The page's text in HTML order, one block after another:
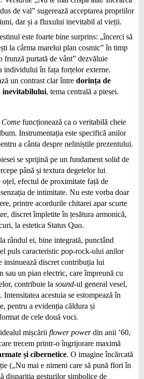
de val” sugerează acceptarea propriilor
dar și a fluxului inevitabil al vieții.
este foarte bine surprins: „încerci să
la cârma marelui plan cosmic” în timp
frunză purtată de vânt” dezvăluie
individului în fața forțelor externe.
un contrast clar între dorința de
inevitabilului, tema centrală a piesei.
Comefuncționează ca o veritabilă cheie
Instrumentația este specifică anilor
a cânta despre neliniștile prezentului.
se sprijină pe un fundament solid de
până și textura degetelor lui
efectul de proximitate față de
de intimitate. Nu este vorba doar
printre acordurile chitarei apar scurte
discret împletite în țesătura armonică,
la estetica Status Quo.
rândul ei, bine integrată, punctând
puls caracteristic pop-rock-ului anilor
insinuează discret contribuția lui
sau un pian electric, care împreună cu
contribuie la sound-ul general vesel,
acestuia se estompează în
pentru a evidenția căldura și
de cele două voci.
mișcării flower powerdin anii ’60,
trecem printr-o îngrijorare maximă
și cibernetice. O imagine încărcată
(„Nu mai e nimeni care să pună flori în
dispariția gesturilor simbolice de